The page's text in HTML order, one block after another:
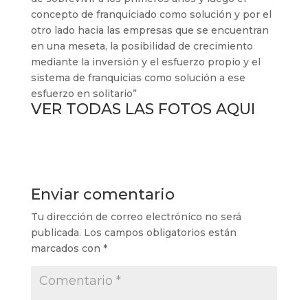
concepto de franquiciado como solución y por el
otro lado hacia las empresas que se encuentran
en una meseta, la posibilidad de crecimiento
mediante la inversión y el esfuerzo propio y el
sistema de franquicias como solución a ese
esfuerzo en solitario”
VER TODAS LAS FOTOS AQUI
Enviar comentario
Tu dirección de correo electrónico no será
publicada. Los campos obligatorios están
marcados con *